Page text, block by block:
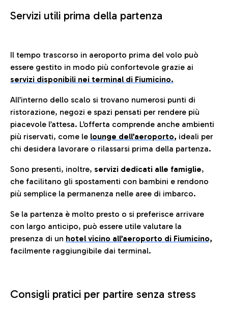
Servizi utili prima della partenza
Il tempo trascorso in aeroporto prima del volo può
essere gestito in modo più confortevole grazie ai
servizi disponibili nei terminal di Fiumicino.
All’interno dello scalo si trovano numerosi punti di
ristorazione, negozi e spazi pensati per rendere più
piacevole l’attesa. L’offerta comprende anche ambienti
più riservati, come le lounge dell’aeroporto, ideali per
chi desidera lavorare o rilassarsi prima della partenza.
Sono presenti, inoltre, servizi dedicati alle famiglie,
che facilitano gli spostamenti con bambini e rendono
più semplice la permanenza nelle aree di imbarco.
Se la partenza è molto presto o si preferisce arrivare
con largo anticipo, può essere utile valutare la
presenza di un hotel vicino all’aeroporto di Fiumicino,
facilmente raggiungibile dai terminal.
Consigli pratici per partire senza stress